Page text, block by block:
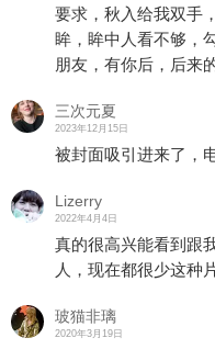
要求，秋入给我双手
眸，眸中人看不够，
朋友，有你后，后来
三次元夏
2023年12月15日
被封面吸引进来了，
Lizerry
2022年4月4日
真的很高兴能看到跟
人，现在都很少这种
玻猫非璃
2020年3月19日